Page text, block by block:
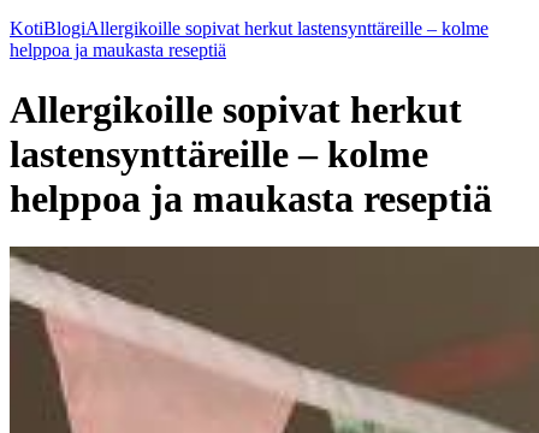
KotiBlogiAllergikoille sopivat herkut lastensynttäreille – kolme
helppoa ja maukasta reseptiä
Allergikoille sopivat herkut
lastensynttäreille – kolme
helppoa ja maukasta reseptiä